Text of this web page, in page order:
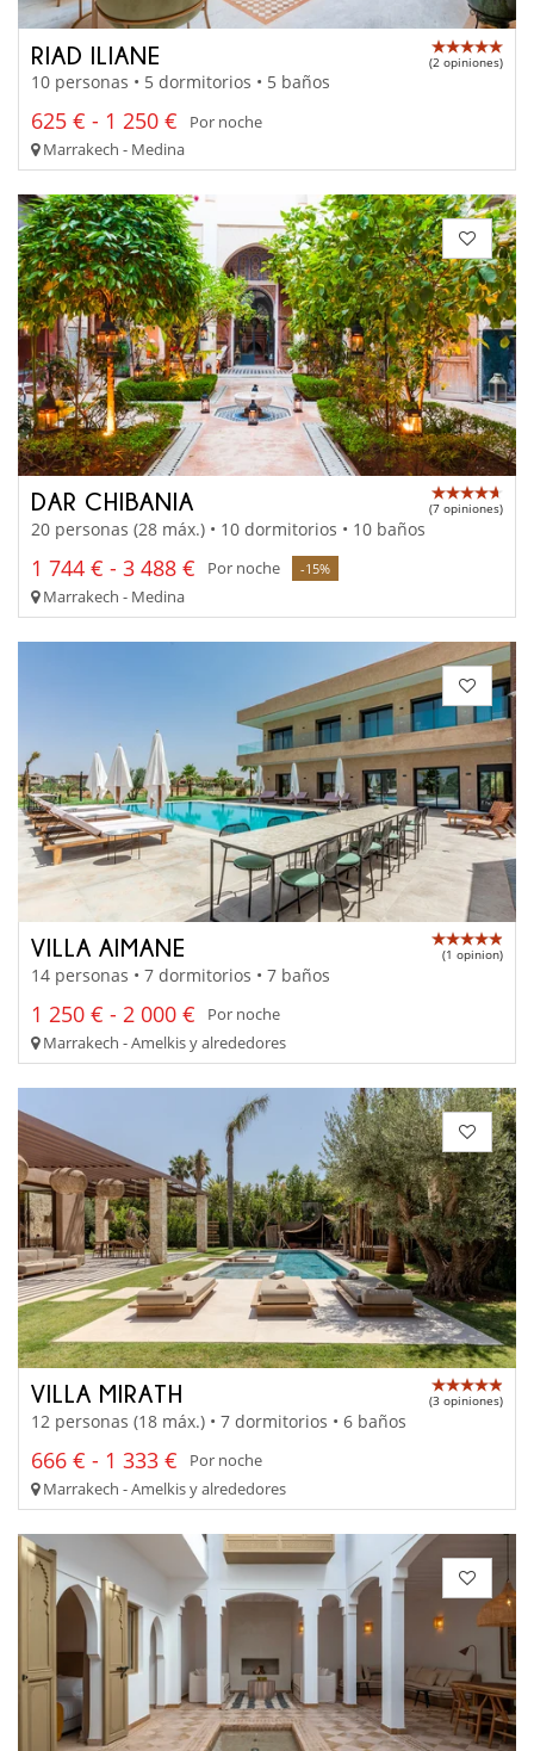
RIAD ILIANE (2 opiniones)
10 personas • 5 dormitorios • 5 baños
625 € - 1 250 €
Por noche
Marrakech - Medina
DAR CHIBANIA (7 opiniones)
20 personas (28 máx.) • 10 dormitorios • 10 baños
1 744 € - 3 488 € Por noche -15%
Marrakech - Medina
VILLA AIMANE (1 opinion)
14 personas • 7 dormitorios • 7 baños
1 250 € - 2 000 €
Por noche
Marrakech - Amelkis y alrededores
VILLA MIRATH (3 opiniones)
12 personas (18 máx.) • 7 dormitorios • 6 baños
666 € - 1 333 €
Por noche
Marrakech - Amelkis y alrededores